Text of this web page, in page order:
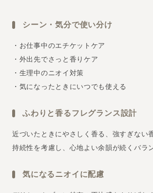
シーン・気分で使い分け
・お仕事中のエチケットケア
・外出先でさっと香りケア
・生理中のニオイ対策
・気になったときにいつでも使える
ふわりと香るフレグランス設計
近づいたときにやさしく香る、強すぎない
持続性を考慮し、心地よい余韻が続くバラ
気になるニオイに配慮